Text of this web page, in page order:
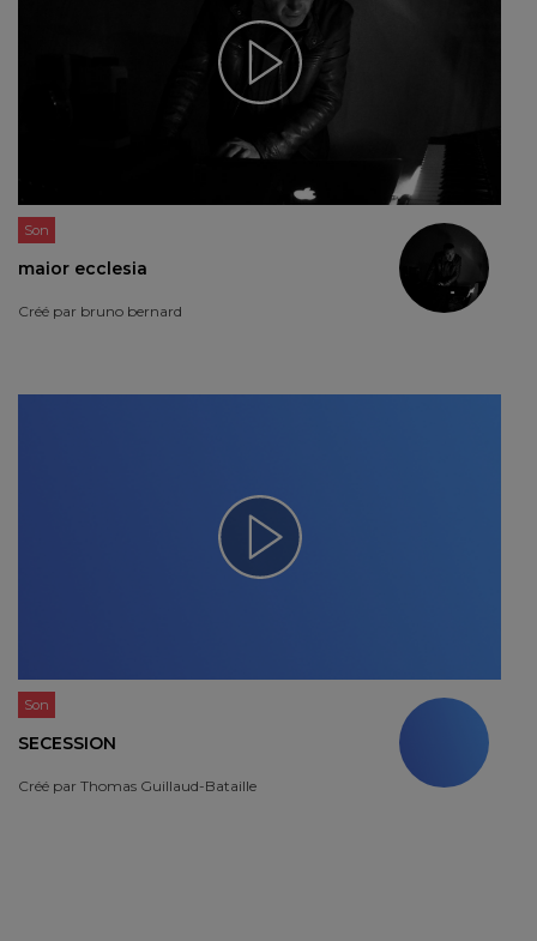
Son
maior ecclesia
Créé par bruno bernard
Son
SECESSION
Créé par Thomas Guillaud-Bataille